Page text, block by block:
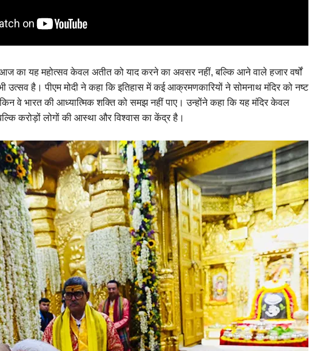
का यह महोत्सव केवल अतीत को याद करने का अवसर नहीं, बल्कि आने वाले हजार वर्षों
उत्सव है। पीएम मोदी ने कहा कि इतिहास में कई आक्रमणकारियों ने सोमनाथ मंदिर को नष्ट
वे भारत की आध्यात्मिक शक्ति को समझ नहीं पाए। उन्होंने कहा कि यह मंदिर केवल
करोड़ों लोगों की आस्था और विश्वास का केंद्र है।